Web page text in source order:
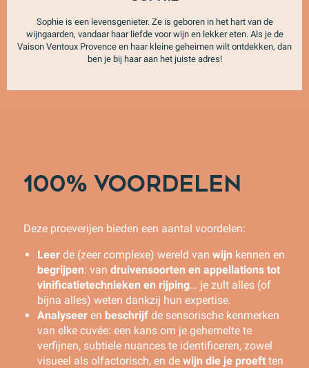
Sophie is een levensgenieter. Ze is geboren in het hart van de
wijngaarden, vandaar haar liefde voor wijn en lekker eten. Als je de
Vaison Ventoux Provence en haar kleine geheimen wilt ontdekken, dan
ben je bij haar aan het juiste adres!
100% VOORDELEN
Deze proeverijen bieden een aantal voordelen:
Leer de (zeer complexe) wereld van wijn kennen en
begrijpen: van druivensoorten en appellations tot
vinificatietechnieken en rijping… je zult alles (of
bijna alles) weten dankzij hun expertise.
Analyseer en beschrijf de sensorische kenmerken
van elke cuvée: een kans om je gehemelte te
verfijnen, subtiele nuances te identificeren, zowel
visueel als olfactorisch, en de wijn die je proeft ten